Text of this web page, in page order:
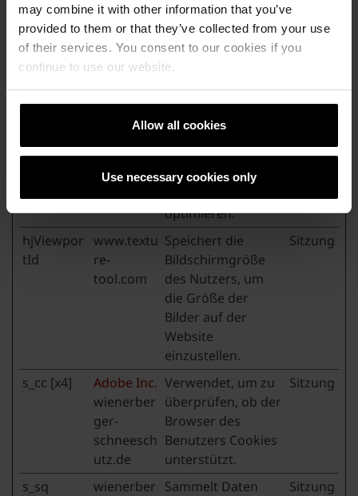
may combine it with other information that you’ve
provided to them or that they’ve collected from your use
of their services. You consent to our cookies if you
continue to use our website.
Allow all cookies
Use necessary cookies only
Informationen
über die
Informationen
um die
Nutzererfahrung
optimieren.
hjViewpor
tId
www.textu
re-
tool.com
Speichert die
Bildschirmgröße
des Nutzers, um
die Größe der
Bilder auf der
Website
einzustellen.
Sitzung
s_cc [x4]
Adobe Inc.
wienerber
ger-
schneesch
utz.de
Verwendet, um zu
überprüfen, ob der
Browser des
Benutzers Cookies
unterstützt.
Sitzung
s_sq
wienerber Sammelt Daten
Sitzung